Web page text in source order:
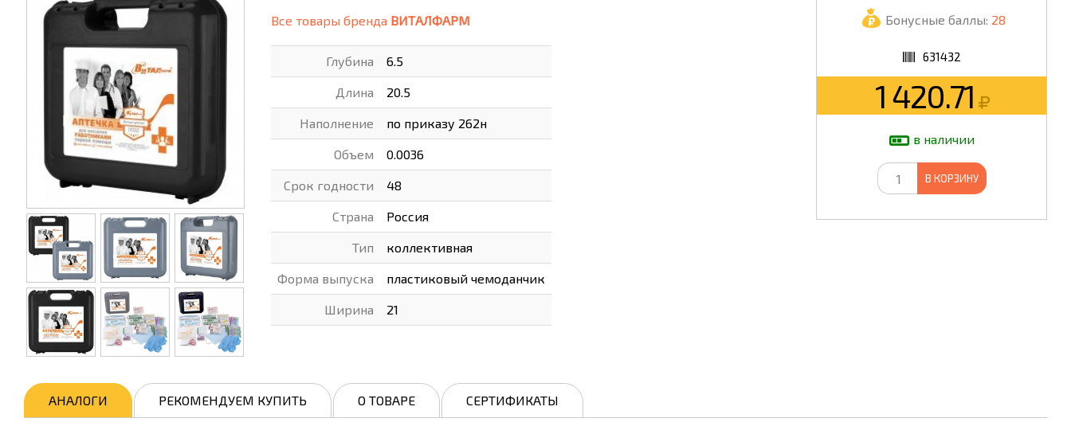
ХОББИ И ТВОРЧЕСТВО ХОЗТОВАРЫ
ШКОЛА
ЭЛЕКТРОНИКА
ЭЛЕКТРОТОВАРЫ И ОСВЕЩЕНИЕ
Бонусные баллы: 28
631432
1 420.71
в наличии
В КОРЗИНУ
Все товары бренда ВИТАЛФАРМ
Глубина 6.5
Длина 20.5
Наполнение по приказу 262н
Объем 0.0036
Срок годности 48
Страна Россия
Тип коллективная
Форма выпуска пластиковый чемоданчик
Ширина 21
АНАЛОГИ РЕКОМЕНДУЕМ КУПИТЬ О ТОВАРЕ СЕРТИФИКАТЫ